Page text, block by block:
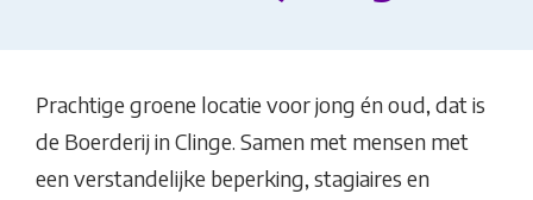
Prachtige groene locatie voor jong én oud, dat is
de Boerderij in Clinge. Samen met mensen met
een verstandelijke beperking, stagiaires en